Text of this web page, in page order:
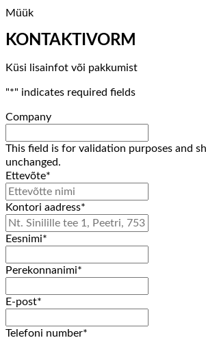
Müük
KONTAKTIVORM
Küsi lisainfot või pakkumist
"*" indicates required fields
Company
This field is for validation purposes and
unchanged.
Ettevõte*
Kontori aadress*
Eesnimi*
Perekonnanimi*
E-post*
Telefoni number*